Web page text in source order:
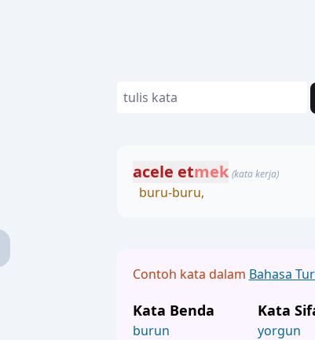
acele etmek (kata kerja)
buru-buru,
Contoh kata dalam Bahasa
Kata Benda
burun
Kata
yorgun